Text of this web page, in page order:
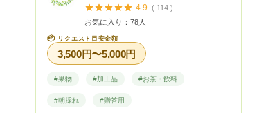
4.9 ( 114 )
お気に入り：78人
📦 リクエスト目安金額
3,500円〜5,000円
#果物 #加工品 #お茶・飲料
#朝採れ #贈答用